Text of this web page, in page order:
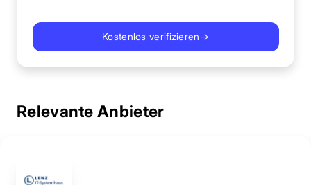
Kostenlos verifizieren→
Relevante Anbieter